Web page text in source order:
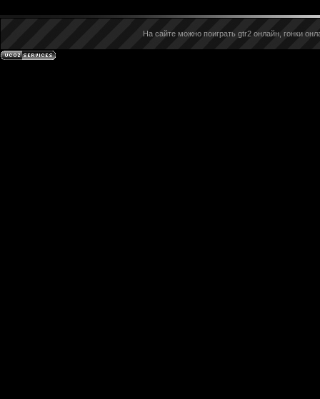
На сайте можно поиграть gtr2 онлайн, гонки